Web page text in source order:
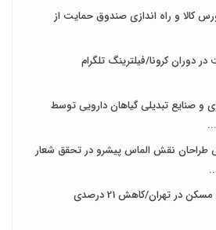
کالا و راه اندازی صندوق حمایت از
دوران کرونا/فیلترینگ تلگرام
و صنایع تبدیلی گیاهان دارویی توسط
‌نقش‌ الماس پیشرو در تحقق شعار
نزول 24 درصدی معاملات مسکن در تهران/کاهش 21 درصدی